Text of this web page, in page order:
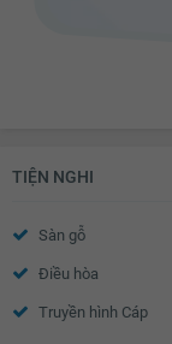
TIỆN NGHI
Sàn gỗ
Điều hòa
Truyền hình Cáp